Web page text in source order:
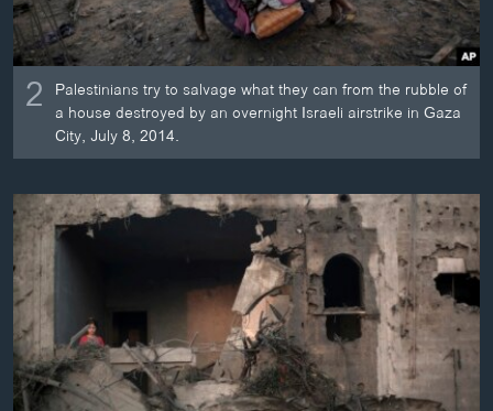
2 Palestinians try to salvage what they can from the rubble of
a house destroyed by an overnight Israeli airstrike in Gaza
City, July 8, 2014.